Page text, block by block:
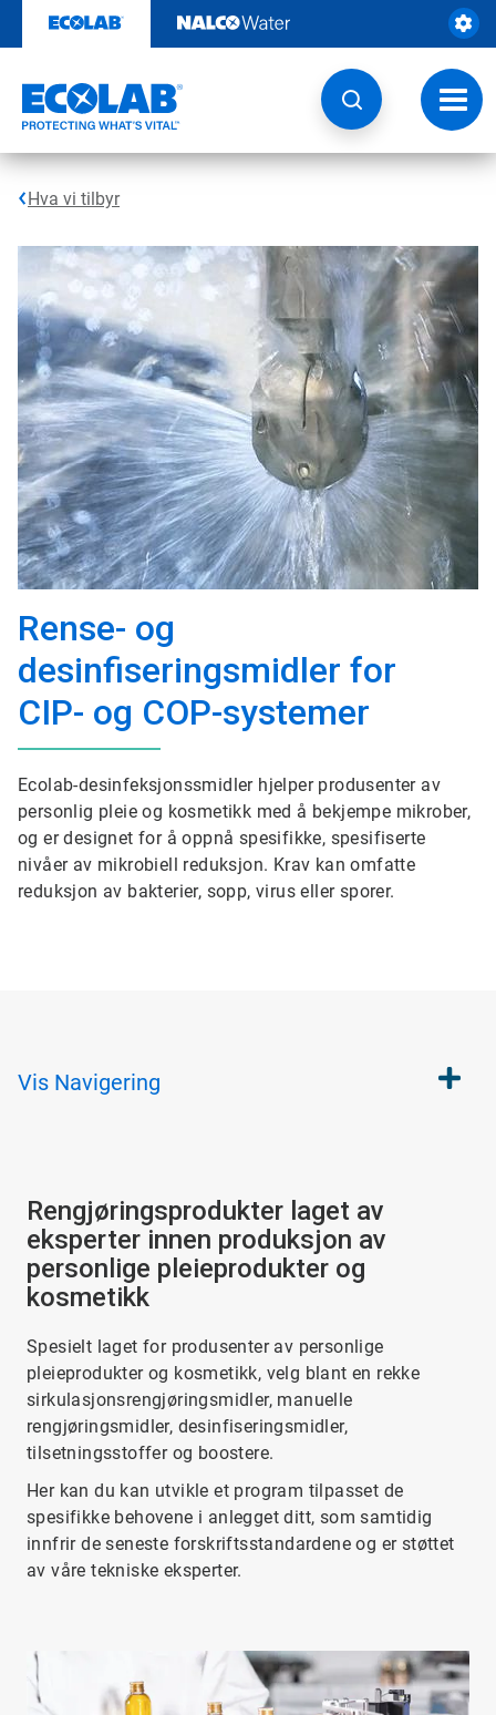
til
Veksle
Hva vi tilbyr
Rense- og
desinfiseringsmidler for
CIP- og COP-systemer
Ecolab-desinfeksjonssmidler hjelper produsenter av
personlig pleie og kosmetikk med å bekjempe mikrober,
og er designet for å oppnå spesifikke, spesifiserte
nivåer av mikrobiell reduksjon. Krav kan omfatte
reduksjon av bakterier, sopp, virus eller sporer.
Vis Navigering
Rengjøringsprodukter laget av
eksperter innen produksjon av
personlige pleieprodukter og
kosmetikk
Spesielt laget for produsenter av personlige
pleieprodukter og kosmetikk, velg blant en rekke
sirkulasjonsrengjøringsmidler, manuelle
rengjøringsmidler, desinfiseringsmidler,
tilsetningsstoffer og boostere.
Her kan du kan utvikle et program tilpasset de
spesifikke behovene i anlegget ditt, som samtidig
innfrir de seneste forskriftsstandardene og er støttet
av våre tekniske eksperter.